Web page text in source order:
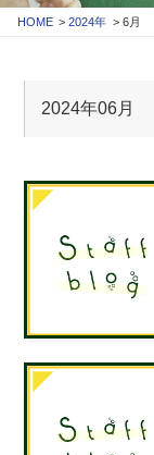
HOME 2024年 6月
2024年06月